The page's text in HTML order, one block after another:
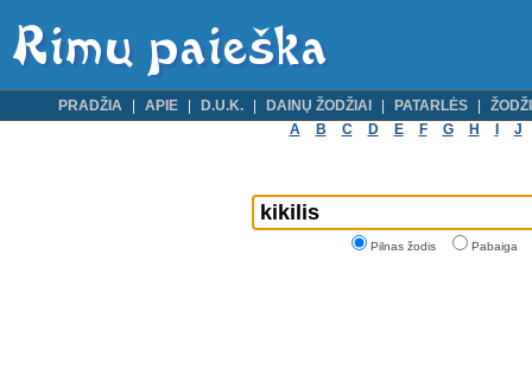
PRADŽIA APIE D.U.K. DAINŲ ŽODŽIAI PATARLĖS
A
B C D E F G H J
Pilnas žodis Pabaiga